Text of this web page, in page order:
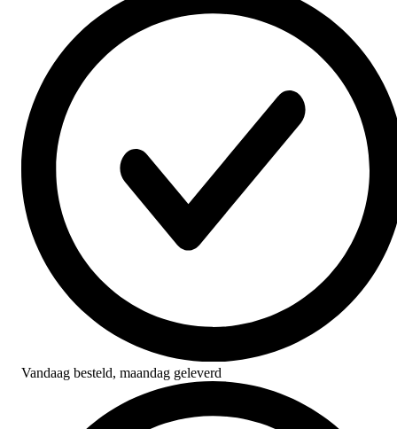
Vandaag besteld, maandag geleverd